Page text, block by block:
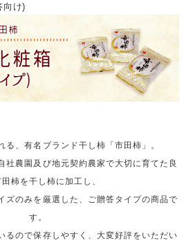
向け)
る、有名ブランド干し柿「市田柿」。
社農園及び地元契約農家で大切に育てた良
柿を干し柿に加工し、
ズのみを厳選した、ご贈答タイプの商品で
す。
るので保存しやすく、大変好評をいただい